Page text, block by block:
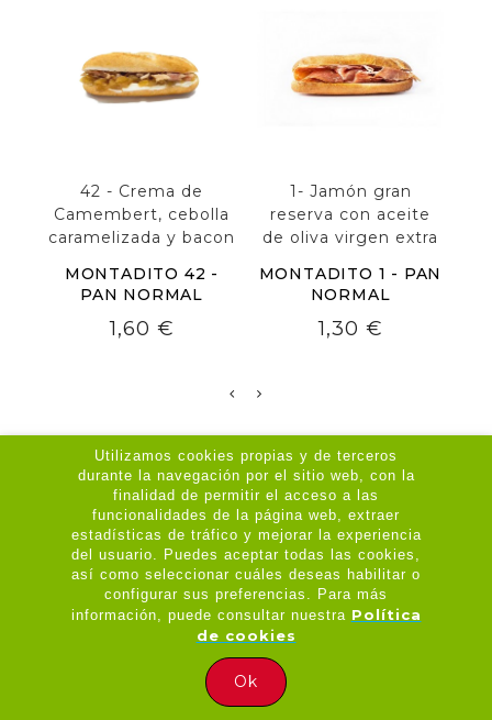
42 - Crema de
Camembert, cebolla
caramelizada y bacon
MONTADITO 42 -
PAN NORMAL
Precio
1,60 €
1- Jamón gran
reserva con aceite
de oliva virgen extra
MONTADITO 1 - PAN
NORMAL
Precio
1,30 €
Su Cuenta
Legal

Copyright © 2026 - APP Desarrollada por
Mi Amigo Informático
HORARIO DE REPARTO:
Jue - Dom / 20:30 - 23:30
Utilizamos cookies propias y de terceros
durante la navegación por el sitio web, con la
finalidad de permitir el acceso a las
funcionalidades de la página web, extraer
estadísticas de tráfico y mejorar la experiencia
del usuario. Puedes aceptar todas las cookies,
así como seleccionar cuáles deseas habilitar o
configurar sus preferencias. Para más
información, puede consultar nuestra Política
de cookies
Ok